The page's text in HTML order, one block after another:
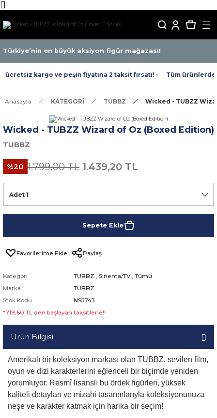
Türkiye’nin en büyük aksiyon figür mağazası!
kargo ve peşin fiyatına 2 taksit fırsatı! - Tüm ürünlerde
Anasayfa KATEGORİ TUBBZ Wicked - TUBZZ
Wicked - TUBZZ Wizard of Oz (Boxed Edition)
TUBBZ
%20 1.799,00 TL 1.439,20 TL
Sepete Ekle
Paylaş
Kategori TUBBZ , Sinema/TV , Tümü
Marka
TUBBZ
Stok Kodu
NS5743
*719,60 TL den başlayan taksitlerle!!
Ürün Bilgisi
Amerikalı bir koleksiyon markası olan TUBBZ, sevilen film,
oyun ve dizi karakterlerini eğlenceli bir biçimde yeniden
yorumluyor. Resmî lisanslı bu ördek figürleri, yüksek
kaliteli detayları ve mizahi tasarımlarıyla koleksiyonunuza
neşe ve karakter katmak için harika bir seçim!